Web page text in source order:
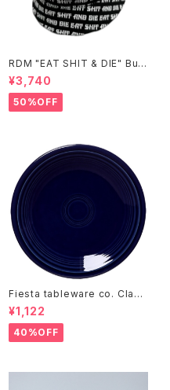
RDM "EAT SHIT & DIE" Buc
ket Hat
¥3,740
50%OFF
Fiesta tableware co. Class
ic Rim 7-1/4 Inch Salad Pla
te
¥1,122
40%OFF